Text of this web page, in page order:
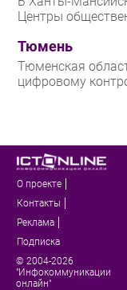
Центры
Тюмень
Тюменская
цифровому
О проекте
Контакты
Реклама
Подписка
© 2004-2026
"Инфокоммуникации
онлайн"